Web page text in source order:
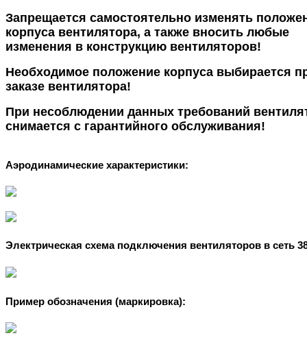
Запрещается самостоятельно изменять
корпуса вентилятора, а также вносить любые
изменения в конструкцию вентиляторов!
Необходимое положение корпуса выбирается
заказе вентилятора!
При несоблюдении данных требований
снимается с гарантийного обслуживания!
Аэродинамические характеристики:
Электрическая схема подключения вентиляторов в сеть
Пример обозначения (маркировка):